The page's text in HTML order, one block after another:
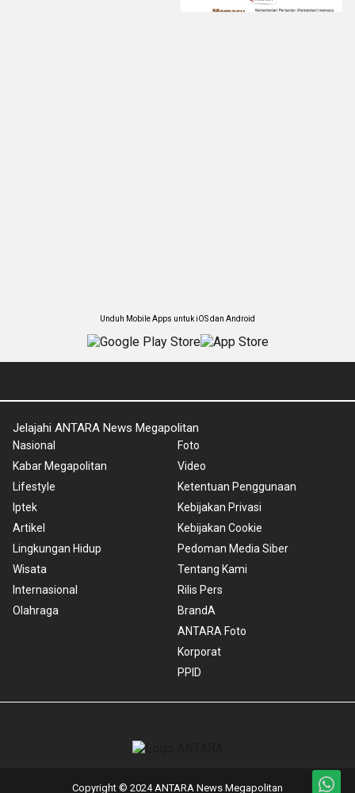
Unduh Mobile Apps untuk iOS dan Android
Jelajahi ANTARA News Megapolitan
Nasional
Kabar Megapolitan
Lifestyle
Iptek
Artikel
Lingkungan Hidup
Wisata
Internasional
Olahraga
Foto
Video
Ketentuan Penggunaan
Kebijakan Privasi
Kebijakan Cookie
Pedoman Media Siber
Tentang Kami
Rilis Pers
BrandA
ANTARA Foto
Korporat
PPID
Copyright © 2024 ANTARA News Megapolitan